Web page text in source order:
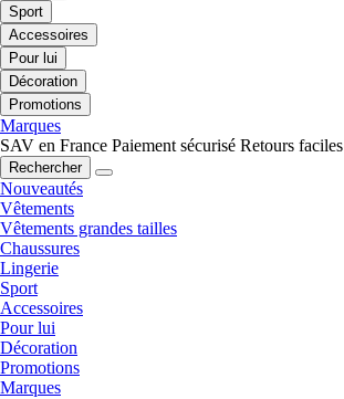
Sport
Accessoires
Pour lui
Décoration
Promotions
Marques
SAV en France Paiement sécurisé Retours faciles
Rechercher
Nouveautés
Vêtements
Vêtements grandes tailles
Chaussures
Lingerie
Sport
Accessoires
Pour lui
Décoration
Promotions
Marques